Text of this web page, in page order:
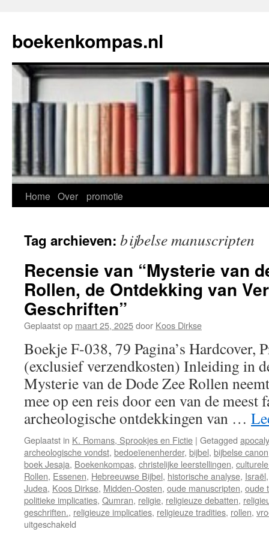
de
inhoud
boekenkompas.nl
Home Over promotie
Tag archieven: bijbelse manuscripten
Recensie van “Mysterie van
Rollen, de Ontdekking van
Geschriften”
Geplaatst op maart 25, 2025door Koos Dirkse
Boekje F-038, 79 Pagina’s Hardcover,
(exclusief verzendkosten) Inleiding in
Mysterie van de Dode Zee Rollen
mee op een reis door een van de meest
archeologische ontdekkingen van …
Geplaatst in K. Romans, Sprookjes en Fictie | Getagged
archeologische vondst, bedoeïenenherder, bijbel, bijbelse canon
boek Jesaja, Boekenkompas, christelijke leerstellingen,
Rollen, Essenen, Hebreeuwse Bijbel, historische analyse, Israël
Judea, Koos Dirkse, Midden-Oosten, oude manuscripten, oude
politieke implicaties, Qumran, religie, religieuze debatten,
geschriften., religieuze implicaties, religieuze tradities, rollen,
uitgeschakeld